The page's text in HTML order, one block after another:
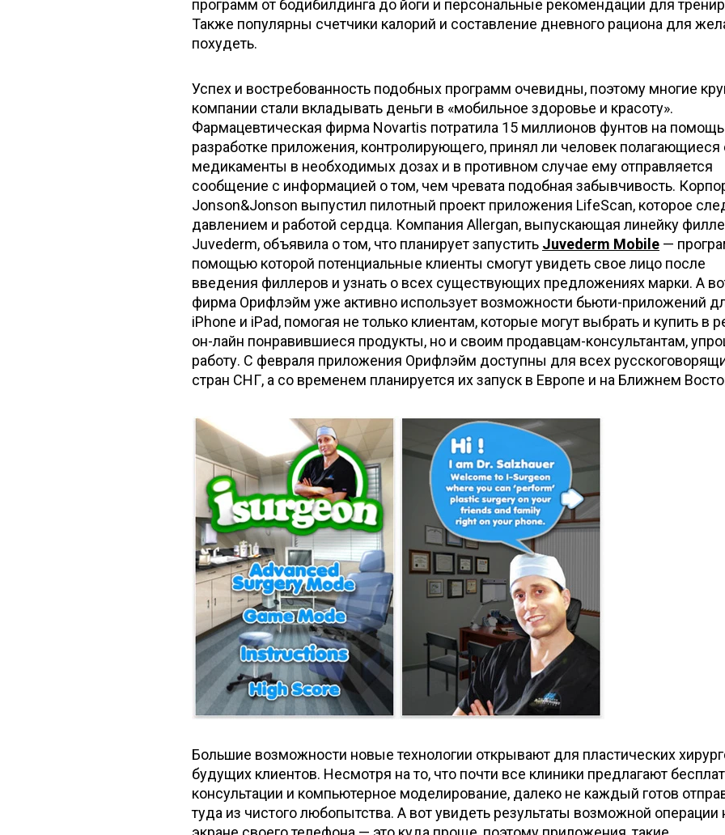
программ от бодибилдинга до йоги и персональные рекомендации для
Также популярны счетчики калорий и составление дневного рациона для
похудеть.
Успех и востребованность подобных программ очевидны, поэтому многие
компании стали вкладывать деньги в «мобильное здоровье и красоту».
Фармацевтическая фирма Novartis потратила 15 миллионов фунтов на
разработке приложения, контролирующего, принял ли человек полагающиеся
медикаменты в необходимых дозах и в противном случае ему отправляется
сообщение с информацией о том, чем чревата подобная забывчивость.
Jonson&Jonson выпустил пилотный проект приложения LifeScan, которое
давлением и работой сердца. Компания Allergan, выпускающая линейку
Juvederm, объявила о том, что планирует запустить Juvederm Mobile —
помощью которой потенциальные клиенты смогут увидеть свое лицо после
введения филлеров и узнать о всех существующих предложениях марки. А
фирма Орифлэйм уже активно использует возможности бьюти-приложений
iPhone и iPad, помогая не только клиентам, которые могут выбрать и купить в
он-лайн понравившиеся продукты, но и своим продавцам-консультантам,
работу. С февраля приложения Орифлэйм доступны для всех
стран СНГ, а со временем планируется их запуск в Европе и на Ближнем
Большие возможности новые технологии открывают для пластических
будущих клиентов. Несмотря на то, что почти все клиники предлагают
консультации и компьютерное моделирование, далеко не каждый готов
туда из чистого любопытства. А вот увидеть результаты возможной операции